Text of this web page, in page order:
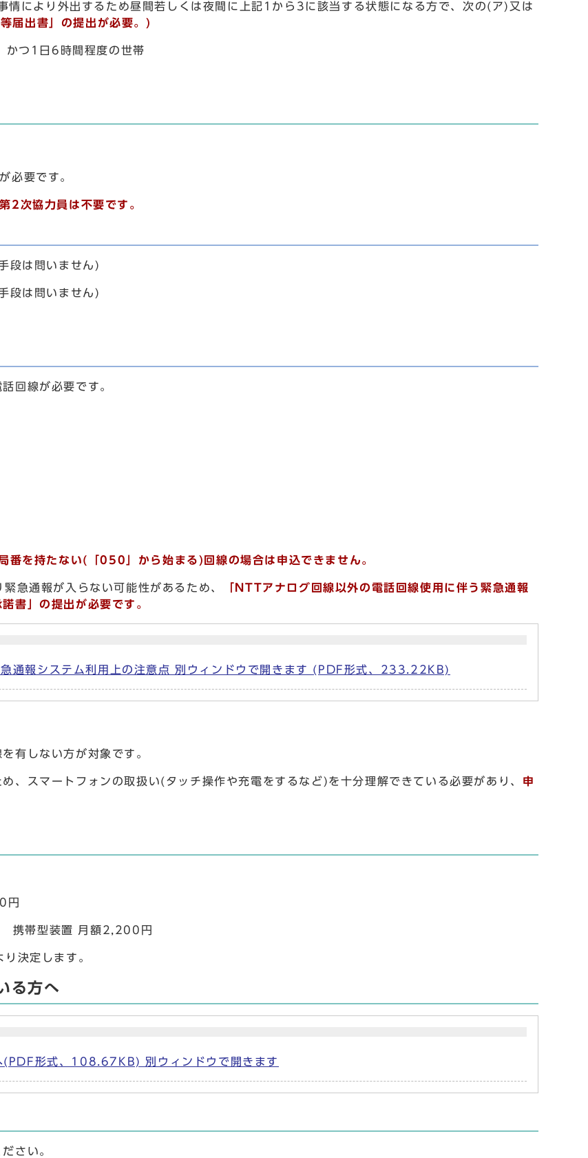
情により外出するため昼間若しくは夜間に上記1から3に該当する状態になる方で、次の(ア)又は
届出書」の提出が必要。)
つ1日6時間程度の世帯
必要です。
2次協力員は不要です。
段は問いません)
段は問いません)
回線が必要です。
を持たない(「050」から始まる)回線の場合は申込できません。
急通報が入らない可能性があるため、
NTTアナログ回線以外の電話回線使用に伴う緊急通報
書」の提出が必要です。
通報システム利用上の注意点 別ウィンドウで開きます (PDF形式、233.22KB)
有しない方が対象です。
、スマートフォンの取扱い(タッチ操作や充電をするなど)を十分理解できている必要があり、 申
円
帯型装置 月額2,200円
決定します。
る方へ
(PDF形式、108.67KB) 別ウィンドウで開きます
さい。